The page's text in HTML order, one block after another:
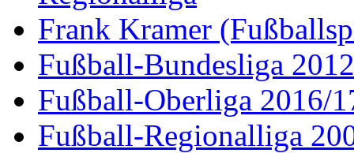
Frank Kramer
Fußball-Bundesliga
Fußball-Oberliga 2016/
Fußball-Regionalliga